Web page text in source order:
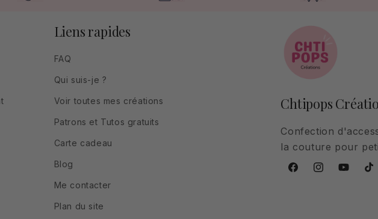
Liens rapides
FAQ
Qui suis-je ?
Voir toutes mes créations
Patrons et Tutos gratuits
Carte cadeau
Blog
Me contacter
Plan du site
Chtipops
Confection
la couture pour
FacebookInstagramYouTube